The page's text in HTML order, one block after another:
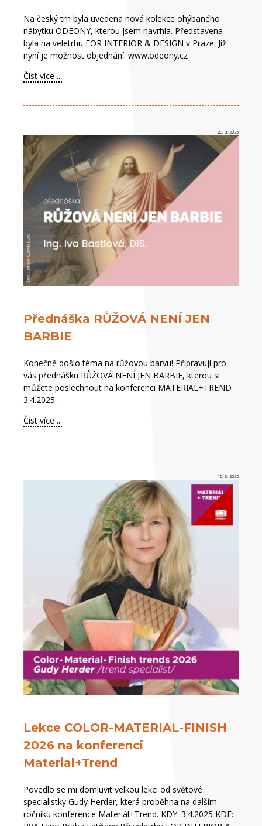
Na český trh byla uvedena nová kolekce ohýbaného
nábytku ODEONY, kterou jsem navrhla. Představena
byla na veletrhu FOR INTERIOR & DESIGN v Praze. Již
nyní je možnost objednání: www.odeony.cz
Číst více ...
28. 3. 2025
Přednáška RŮŽOVÁ NENÍ JEN
BARBIE
Konečně došlo téma na růžovou barvu! Připravuji pro
vás přednášku RŮŽOVÁ NENÍ JEN BARBIE, kterou si
můžete poslechnout na konferenci MATERIAL+TREND
3.4.2025 .
Číst více ...
15. 3. 2025
Lekce COLOR-MATERIAL-FINISH
2026 na konferenci
Material+Trend
Povedlo se mi domluvit velkou lekci od světové
specialistky Gudy Herder, která proběhna na dalším
ročníku konference Materiál+Trend. KDY: 3.4.2025 KDE: